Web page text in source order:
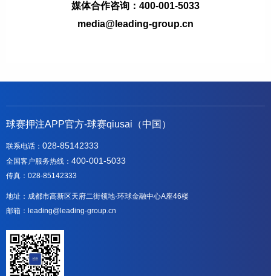
媒体合作咨询：400-001-5033
media@leading-group.cn
球赛押注APP官方-球赛qiusai（中国）
联系电话： 028-85142333
全国客户服务热线： 400-001-5033
传真：028-85142333
地址：成都市高新区天府二街领地·环球金融中心A座46楼
邮箱：leading@leading-group.cn